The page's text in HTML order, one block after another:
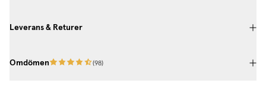
Leverans & Returer
Omdömen (98)